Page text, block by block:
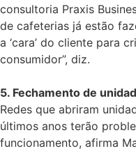
consultoria Praxis
de cafeterias já estão
a ‘cara’ do cliente para
consumidor”, diz.
5. Fechamento de
Redes que abriram
últimos anos terão
funcionamento, afirma